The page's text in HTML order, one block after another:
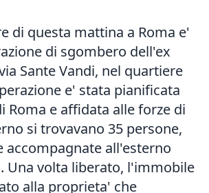
di questa mattina a Roma e'
di sgombero dell'ex
Sante Vandi, nel quartiere
e' stata pianificata
Roma e affidata alle forze di
si trovavano 35 persone,
accompagnate all'esterno
Una volta liberato, l'immobile
alla proprieta' che